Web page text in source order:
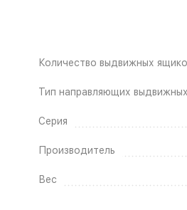
Количество выдвижных
Тип направляющих
Серия
Производитель
Вес